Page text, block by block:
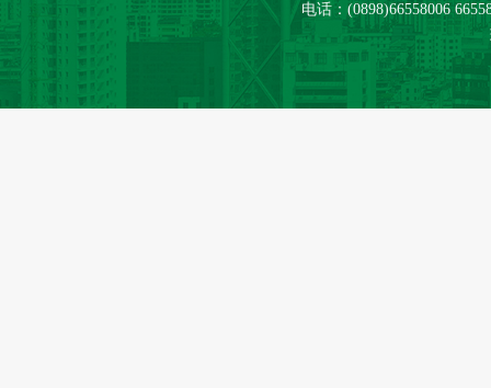
电话：(0898)66558006